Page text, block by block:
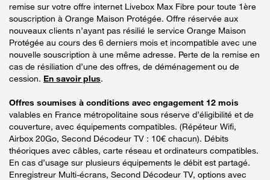
remise sur votre offre internet Livebox Max Fibre pour toute 1ère
souscription à Orange Maison Protégée. Offre réservée aux
nouveaux clients n’ayant pas résilié le service Orange Maison
Protégée au cours des 6 derniers mois et incompatible avec une
nouvelle souscription à une même adresse. Perte de la remise en
cas de résiliation d’une des offres, de déménagement ou de
cession. En savoir plus.
Offres soumises à conditions avec engagement 12 mois
valables en France métropolitaine sous réserve d’éligibilité et de
couverture, avec équipements compatibles. (Répéteur Wifi,
Airbox 20Go, Second Décodeur TV : 10€ chacun). Débits
théoriques avec câbles, carte réseau et ordinateurs compatibles.
En cas d’usage sur plusieurs équipements le débit est partagé.
Enregistreur Multi-écrans, Second Décodeur TV, options avec